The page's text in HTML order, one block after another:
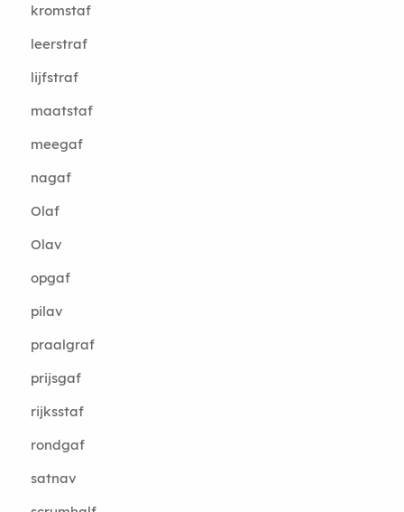
kromstaf
leerstraf
lijfstraf
maatstaf
meegaf
nagaf
Olaf
Olav
opgaf
pilav
praalgraf
prijsgaf
rijksstaf
rondgaf
satnav